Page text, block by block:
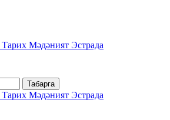
Тарих Мәдәният Эстрада
Табарга
Тарих Мәдәният Эстрада